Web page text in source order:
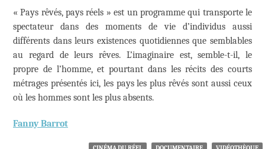
« Pays rêvés, pays réels » est un programme qui transporte le
spectateur dans des moments de vie d’individus aussi
différents dans leurs existences quotidiennes que semblables
au regard de leurs rêves. L’imaginaire est, semble-t-il, le
propre de l’homme, et pourtant dans les récits des courts
métrages présentés ici, les pays les plus rêvés sont aussi ceux
où les hommes sont les plus absents.
Fanny Barrot